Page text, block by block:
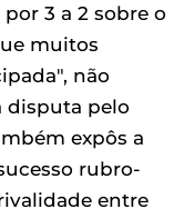
por 3 a 2 sobre o
muitos
não
disputa pelo
expôs a
rubro-
entre